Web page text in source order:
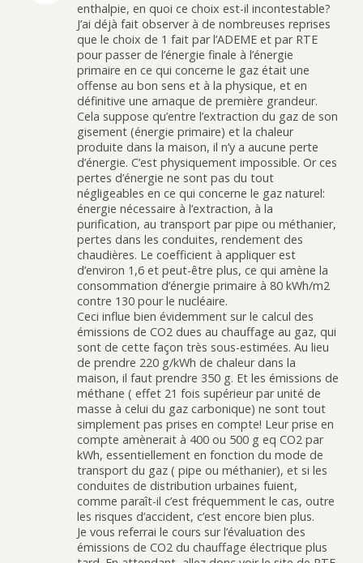
enthalpie, en quoi ce choix est-il incontestable?
J’ai déjà fait observer à de nombreuses reprises
que le choix de 1 fait par l’ADEME et par RTE
pour passer de l’énergie finale à l’énergie
primaire en ce qui concerne le gaz était une
offense au bon sens et à la physique, et en
définitive une arnaque de première grandeur.
Cela suppose qu’entre l’extraction du gaz de son
gisement (énergie primaire) et la chaleur
produite dans la maison, il n’y a aucune perte
d’énergie. C’est physiquement impossible. Or ces
pertes d’énergie ne sont pas du tout
négligeables en ce qui concerne le gaz naturel:
énergie nécessaire à l’extraction, à la
purification, au transport par pipe ou méthanier,
pertes dans les conduites, rendement des
chaudières. Le coefficient à appliquer est
d’environ 1,6 et peut-être plus, ce qui amène la
consommation d’énergie primaire à 80 kWh/m2
contre 130 pour le nucléaire.
Ceci influe bien évidemment sur le calcul des
émissions de CO2 dues au chauffage au gaz, qui
sont de cette façon très sous-estimées. Au lieu
de prendre 220 g/kWh de chaleur dans la
maison, il faut prendre 350 g. Et les émissions de
méthane ( effet 21 fois supérieur par unité de
masse à celui du gaz carbonique) ne sont tout
simplement pas prises en compte! Leur prise en
compte amènerait à 400 ou 500 g eq CO2 par
kWh, essentiellement en fonction du mode de
transport du gaz ( pipe ou méthanier), et si les
conduites de distribution urbaines fuient,
comme paraît-il c’est fréquemment le cas, outre
les risques d’accident, c’est encore bien plus.
Je vous referrai le cours sur l’évaluation des
émissions de CO2 du chauffage électrique plus